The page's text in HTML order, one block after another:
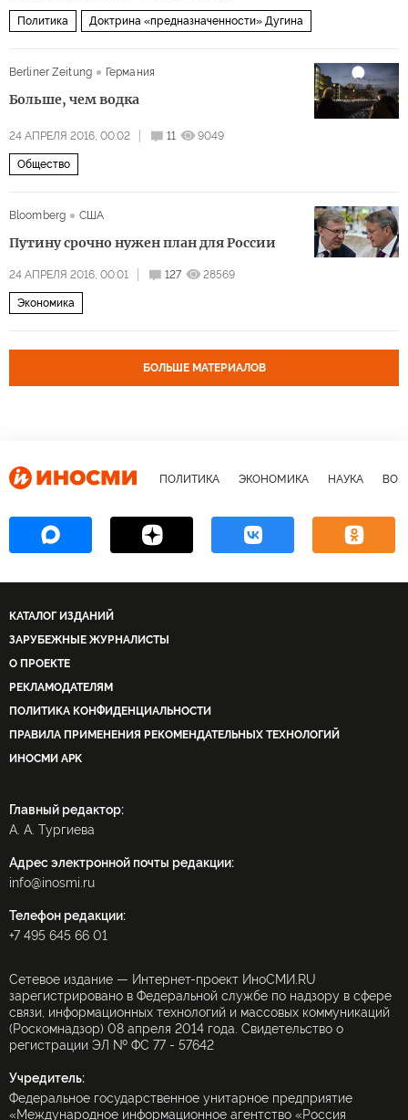
Политика Доктрина «предназначенности» Дугина
Berliner Zeitung Германия
Больше, чем водка
24 АПРЕЛЯ 2016, 00:02 11 9049
Общество
Bloomberg США
Путину срочно нужен план для России
24 АПРЕЛЯ 2016, 00:01 127 28569
Экономика
БОЛЬШЕ МАТЕРИАЛОВ
ПОЛИТИКА ЭКОНОМИКА НАУКА
КАТАЛОГ ИЗДАНИЙ
ЗАРУБЕЖНЫЕ ЖУРНАЛИСТЫ
О ПРОЕКТЕ
РЕКЛАМОДАТЕЛЯМ
ПОЛИТИКА КОНФИДЕНЦИАЛЬНОСТИ
ПРАВИЛА ПРИМЕНЕНИЯ РЕКОМЕНДАТЕЛЬНЫХ ТЕХНОЛОГИЙ
ИНОСМИ APK
Главный редактор:
А. А. Тургиева
Адрес электронной почты редакции:
info@inosmi.ru
Телефон редакции:
+7 495 645 66 01
Сетевое издание — Интернет-проект ИноСМИ.RU
зарегистрировано в Федеральной службе по надзору в сфере
связи, информационных технологий и массовых коммуникаций
(Роскомнадзор) 08 апреля 2014 года. Свидетельство о
регистрации ЭЛ № ФС 77 - 57642
Учредитель:
Федеральное государственное унитарное предприятие
«Международное информационное агентство «Россия